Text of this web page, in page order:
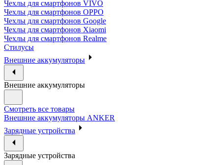
Чехлы для смартфонов VIVO
Чехлы для смартфонов OPPO
Чехлы для смартфонов Google
Чехлы для смартфонов Xiaomi
Чехлы для смартфонов Realme
Стилусы
Внешние аккумуляторы
Внешние аккумуляторы
Смотреть все товары
Внешние аккумуляторы ANKER
Зарядные устройства
Зарядные устройства